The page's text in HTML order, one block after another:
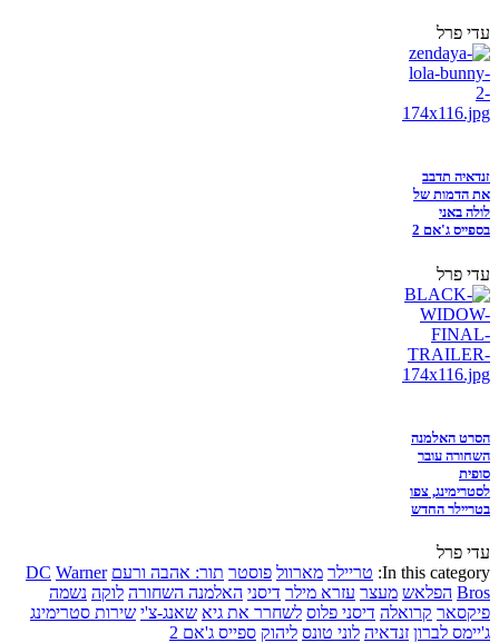
עדי פרל
זנדאיה תדבב
את הדמות של
לולה באני
בספייס ג'אם 2
עדי פרל
הסרט האלמנה
השחורה עובר
סופית
לסטרימינג, צפו
בטריילר החדש
עדי פרל
In this category: טריילר מארוול פוסטר תור: אהבה ורעם DC Warner
Bros הפלאש מעצר עזרא מילר דיסני האלמנה השחורה לוקה נשמה
פיקסאר קרואלה דיסני פלוס לשחרר את גיא שאנג-צ'י שירות סטרימינג
ג'יימס לברון זנדאיה לוני טונס ליהוק ספייס ג'אם 2